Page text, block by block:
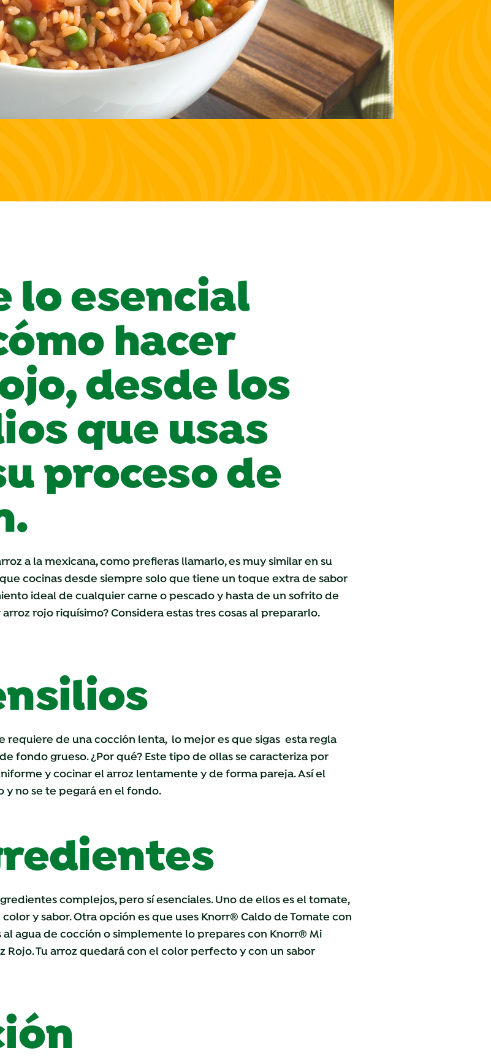
lo esencial
hacer
desde los
que usas
proceso de
a la mexicana, como prefieras llamarlo, es muy similar en su
cocinas desde siempre solo que tiene un toque extra de sabor
ideal de cualquier carne o pescado y hasta de un sofrito de
rojo riquísimo? Considera estas tres cosas al prepararlo.
requiere de una cocción lenta, lo mejor es que sigas esta regla
fondo grueso. ¿Por qué? Este tipo de ollas se caracteriza por
y cocinar el arroz lentamente y de forma pareja. Así el
no se te pegará en el fondo.
complejos, pero sí esenciales. Uno de ellos es el tomate,
y sabor. Otra opción es que uses Knorr® Caldo de Tomate con
al agua de cocción o simplemente lo prepares con Knorr® Mi
Rojo. Tu arroz quedará con el color perfecto y con un sabor